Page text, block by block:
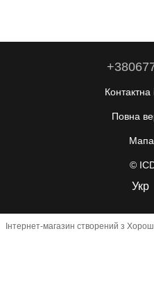
Повна
Мапа
©
Укр
Інтернет-магазин створений з